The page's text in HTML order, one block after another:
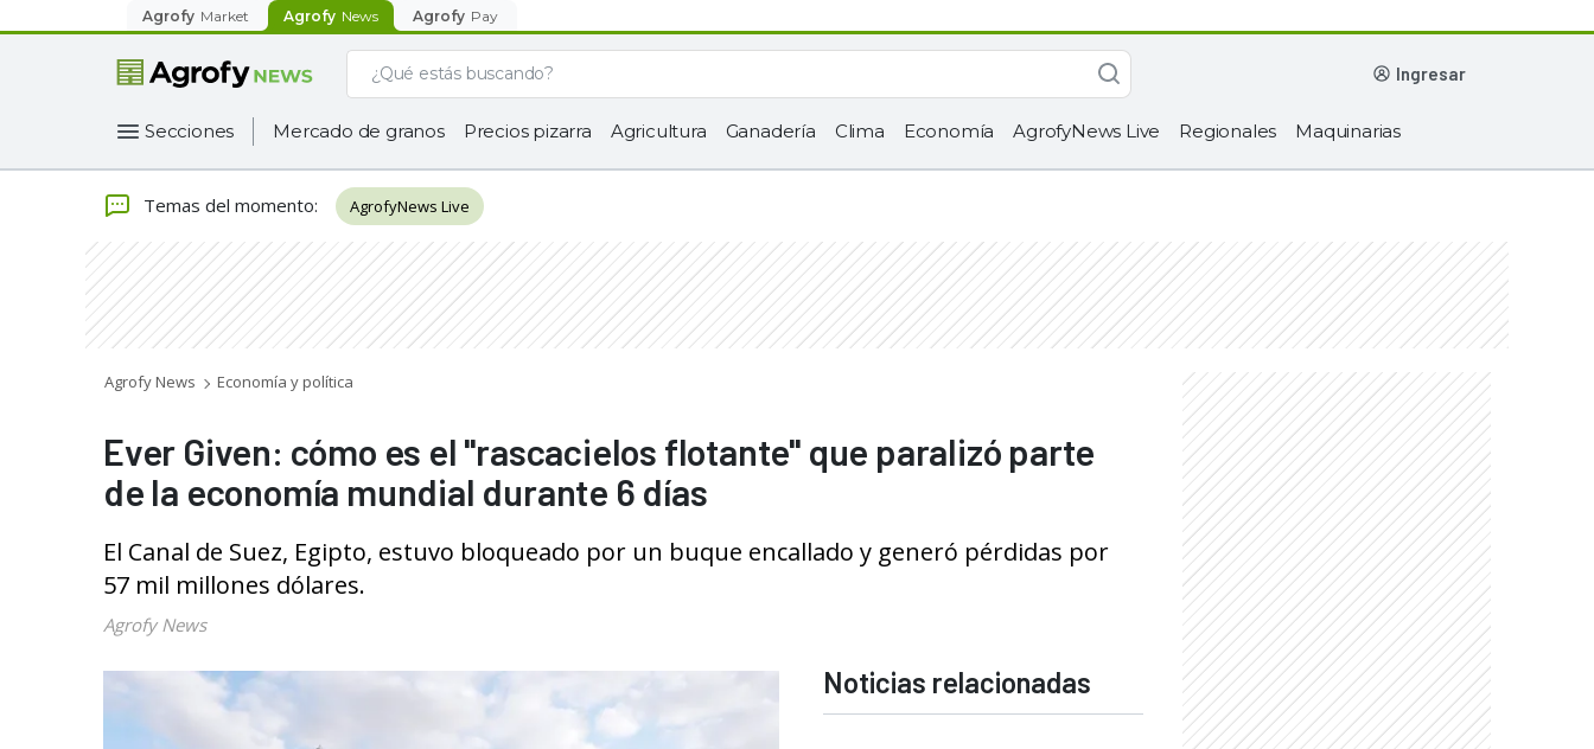
Agrofy Market Agrofy News Agrofy Pay
ingresar
Secciones Mercado de granos Precios pizarra Agricultura Ganadería Clima Economía AgrofyNews Live Regionales Maquinarias
Temas del momento: AgrofyNews Live
Agrofy News Economía y política
Ever Given: cómo es el "rascacielos flotante" que paralizó parte
de la economía mundial durante 6 días
El Canal de Suez, Egipto, estuvo bloqueado por un buque encallado y generó pérdidas por
57 mil millones dólares.
Agrofy News
Noticias relacionadas